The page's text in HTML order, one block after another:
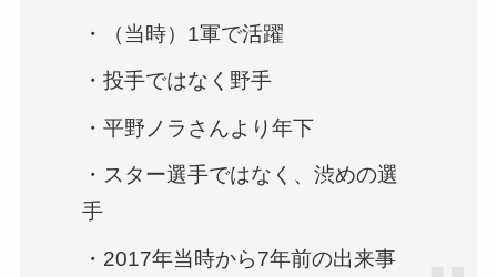
・（当時）1軍で活躍
・投手ではなく野手
・平野ノラさんより年下
・スター選手ではなく、渋めの選
手
・2017年当時から7年前の出来事